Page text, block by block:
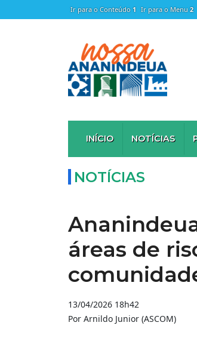
Ir para o Conteúdo 1 Ir para o Menu 2
INÍCIO NOTÍCIAS
NOTÍCIAS
áreas de
13/04/2026 18h42
Por Arnildo Junior (ASCOM)